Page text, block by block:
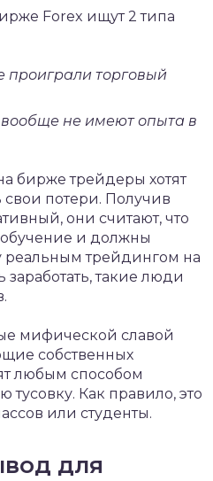
Forex ищут 2 типа
проиграли торговый
не имеют опыта в
бирже трейдеры хотят
свои потери. Получив
они считают, что
и должны
реальным трейдингом на
такие люди
мифической славой
собственных
любым способом
тусовку. Как правило, это
или студенты.
для